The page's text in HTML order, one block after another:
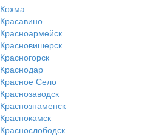
Кохма
Красавино
Красноармейск
Красновишерск
Красногорск
Краснодар
Красное Село
Краснозаводск
Краснознаменск
Краснокамск
Краснослободск